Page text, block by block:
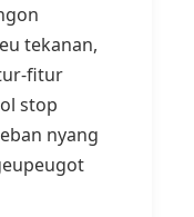
tekanan,
fitur
stop
nyang